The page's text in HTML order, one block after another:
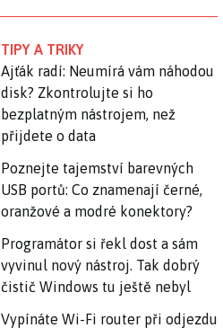
TIPY A TRIKY
Ajťák radí: Neumírá vám náhodou
disk? Zkontrolujte si ho
bezplatným nástrojem, než
přijdete o data
Poznejte tajemství barevných
USB portů: Co znamenají černé,
oranžové a modré konektory?
Programátor si řekl dost a sám
vyvinul nový nástroj. Tak dobrý
čistič Windows tu ještě nebyl
Vypínáte Wi-Fi router při odjezdu